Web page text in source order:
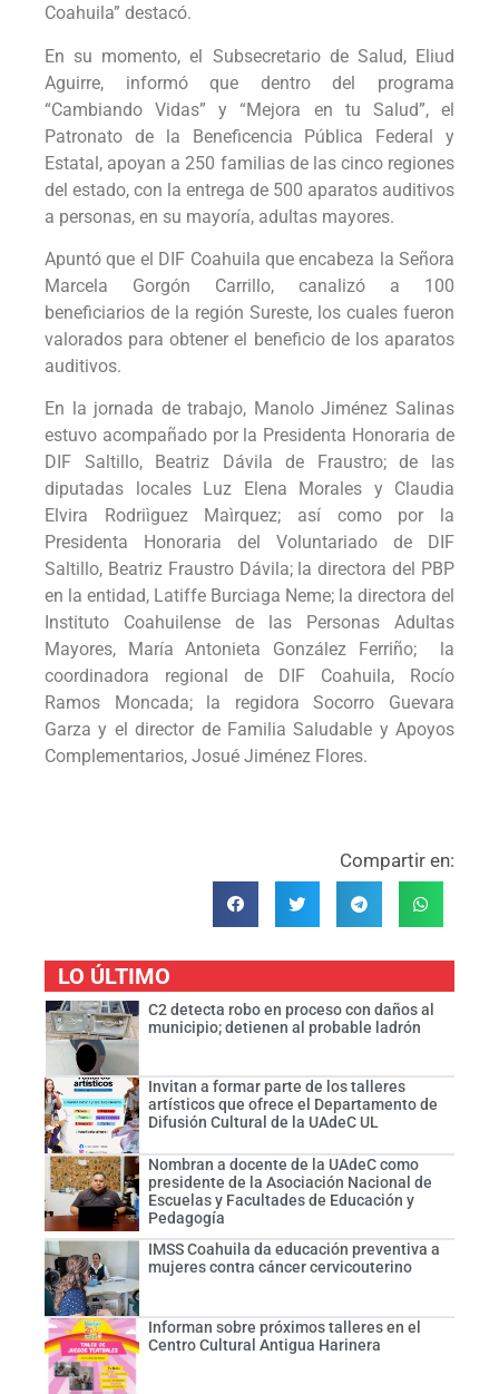
Coahuila” destacó.
En su momento, el Subsecretario de Salud, Eliud
Aguirre, informó que dentro del programa
“Cambiando Vidas” y “Mejora en tu Salud”, el
Patronato de la Beneficencia Pública Federal y
Estatal, apoyan a 250 familias de las cinco regiones
del estado, con la entrega de 500 aparatos auditivos
a personas, en su mayoría, adultas mayores.
Apuntó que el DIF Coahuila que encabeza la Señora
Marcela Gorgón Carrillo, canalizó a 100
beneficiarios de la región Sureste, los cuales fueron
valorados para obtener el beneficio de los aparatos
auditivos.
En la jornada de trabajo, Manolo Jiménez Salinas
estuvo acompañado por la Presidenta Honoraria de
DIF Saltillo, Beatriz Dávila de Fraustro; de las
diputadas locales Luz Elena Morales y Claudia
Elvira Rodriìguez Maìrquez; así como por la
Presidenta Honoraria del Voluntariado de DIF
Saltillo, Beatriz Fraustro Dávila; la directora del PBP
en la entidad, Latiffe Burciaga Neme; la directora del
Instituto Coahuilense de las Personas Adultas
Mayores, María Antonieta González Ferriño; la
coordinadora regional de DIF Coahuila, Rocío
Ramos Moncada; la regidora Socorro Guevara
Garza y el director de Familia Saludable y Apoyos
Complementarios, Josué Jiménez Flores.
Compartir en:
LO ÚLTIMO
C2 detecta robo en proceso con daños al
municipio; detienen al probable ladrón
Invitan a formar parte de los talleres
artísticos que ofrece el Departamento de
Difusión Cultural de la UAdeC UL
Nombran a docente de la UAdeC como
presidente de la Asociación Nacional de
Escuelas y Facultades de Educación y
Pedagogía
IMSS Coahuila da educación preventiva a
mujeres contra cáncer cervicouterino
Informan sobre próximos talleres en el
Centro Cultural Antigua Harinera